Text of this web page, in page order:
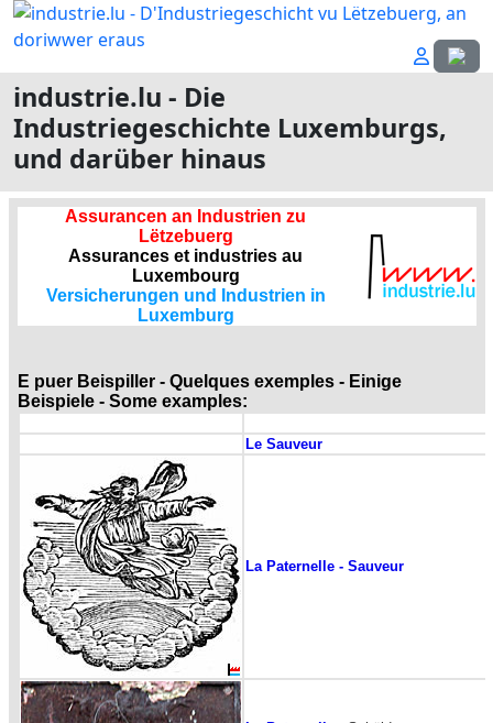
industrie.lu - Die
Industriegeschichte Luxemburgs,
und darüber hinaus